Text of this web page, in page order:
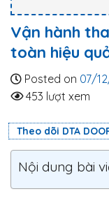
Vận hành
toàn hiệu
Posted on 07/
453 lượt xem
Theo dõi DTA
Nội dung bài